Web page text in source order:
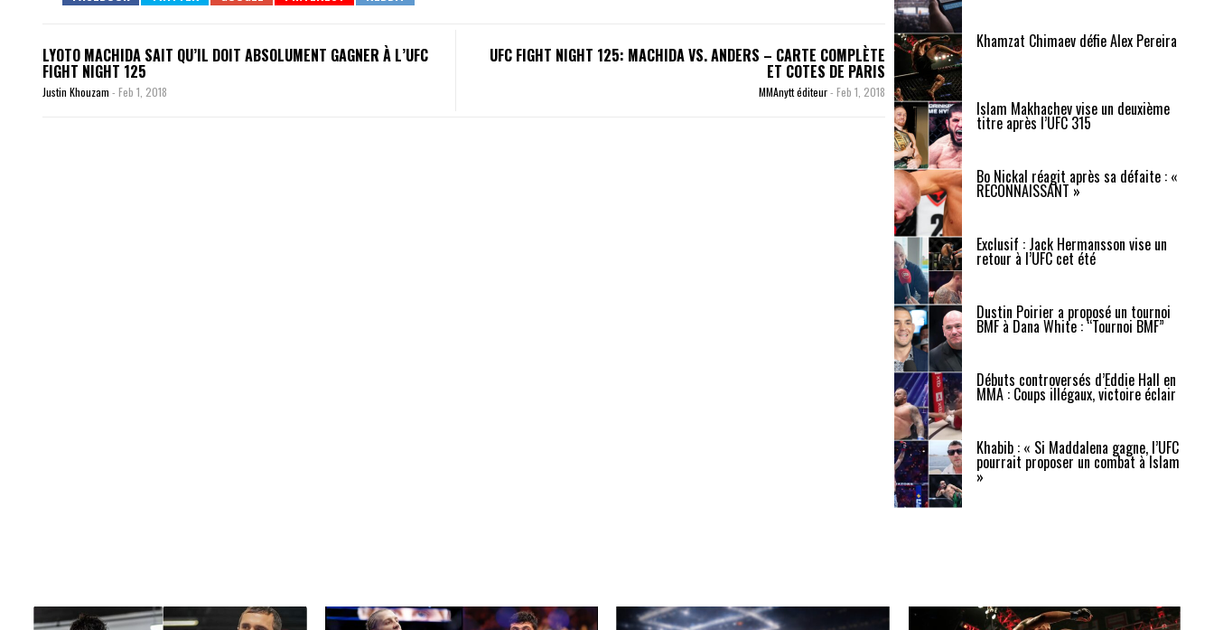
LYOTO MACHIDA SAIT QU’IL DOIT ABSOLUMENT GAGNER À L’UFC
FIGHT NIGHT 125
Justin Khouzam - Feb 1, 2018
UFC FIGHT NIGHT 125: MACHIDA VS. ANDERS – CARTE COMPLÈTE
ET COTES DE PARIS
MMAnytt éditeur- Feb 1, 2018
Khamzat Chimaev défie Alex Pereira
Islam Makhachev vise un deuxième
titre après l’UFC 315
Bo Nickal réagit après sa défaite : «
RECONNAISSANT »
Exclusif : Jack Hermansson vise un
retour à l’UFC cet été
Dustin Poirier a proposé un tournoi
BMF à Dana White : “Tournoi BMF”
Débuts controversés d’Eddie Hall en
MMA : Coups illégaux, victoire éclair
Khabib : « Si Maddalena gagne, l’UFC
pourrait proposer un combat à Islam
»